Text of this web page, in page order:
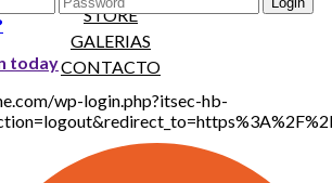
STORE
GALERIAS
CONTACTO
today
wp-login.php?itsec-hb-